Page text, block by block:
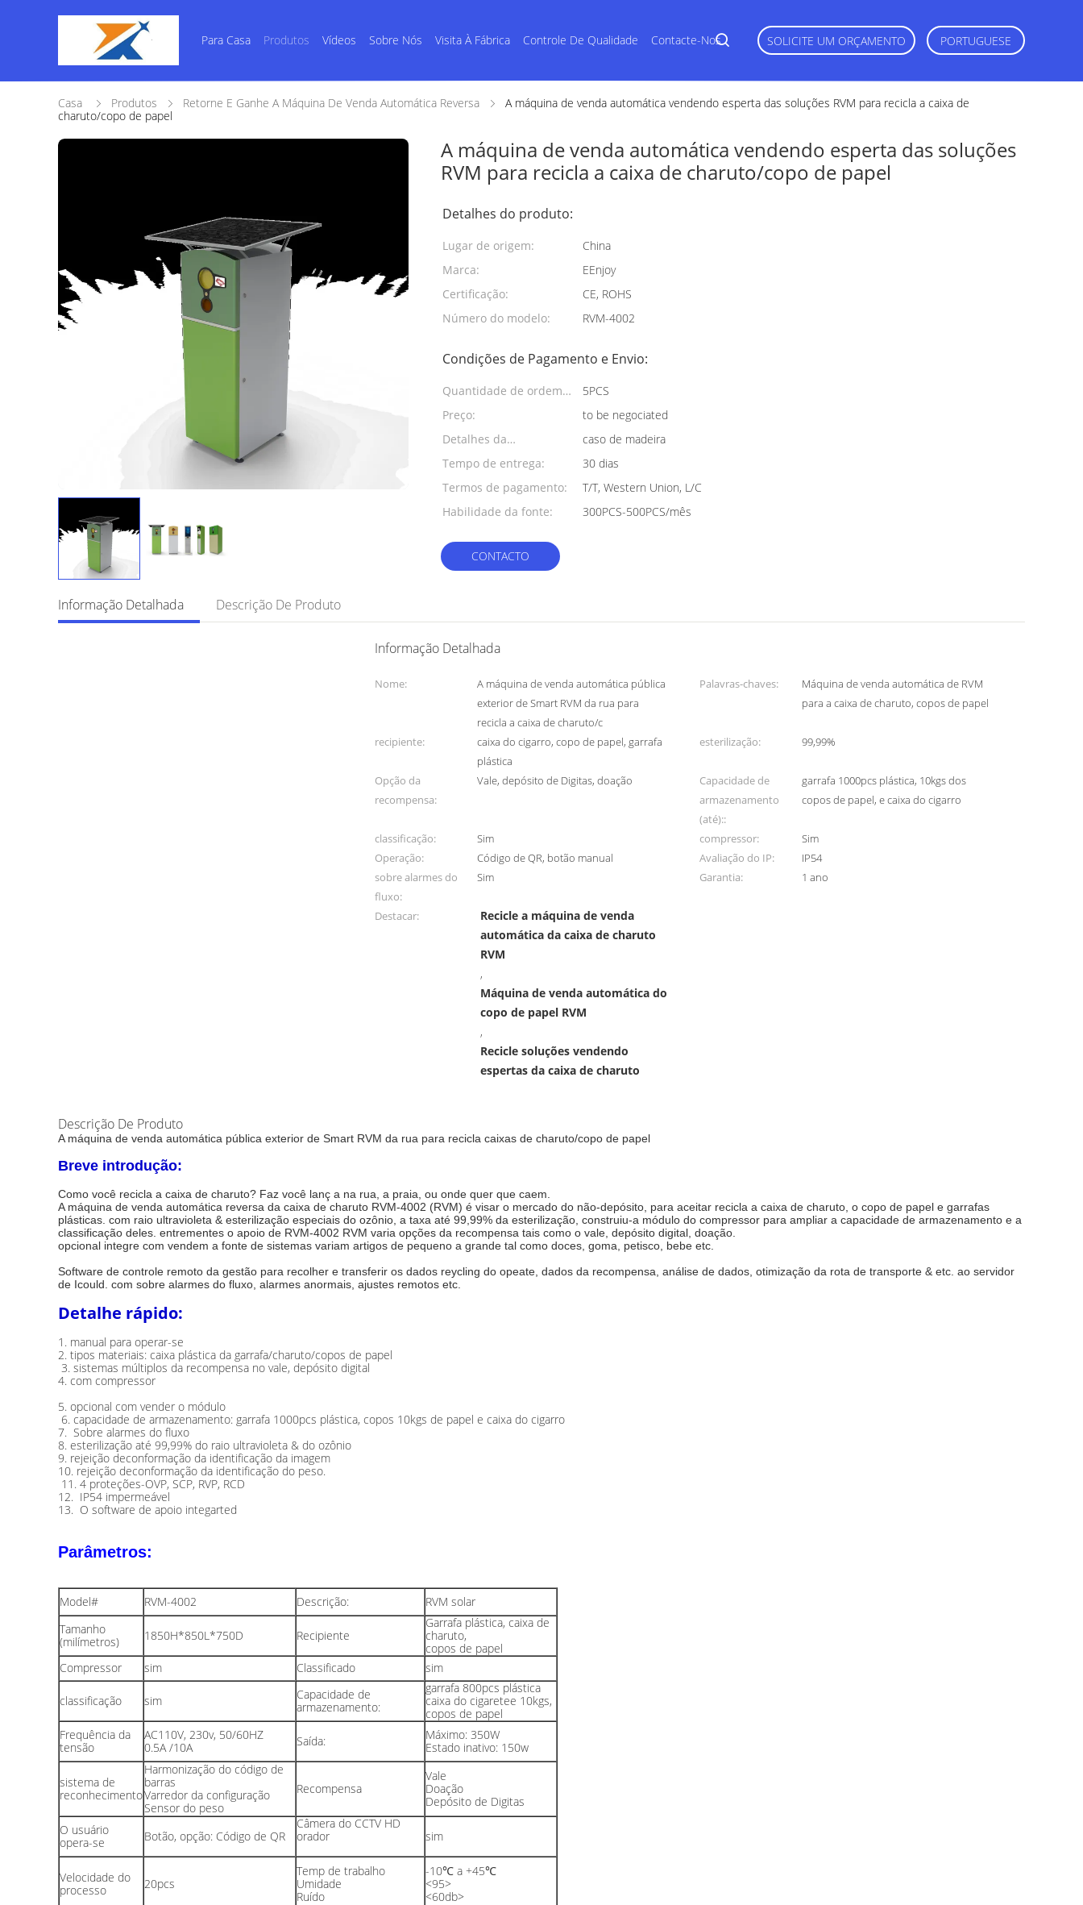
Para Casa Produtos Vídeos Sobre Nós Visita À Fábrica Controle De Qualidade Contacte-Nos SOLICITE UM ORÇAMENTO PORTUGUESE
Casa Produtos Retorne E Ganhe A Máquina De Venda Automática Reversa
A máquina de venda automática vendendo esperta das soluções RVM para recicla a caixa de
charuto/copo de papel
A máquina de venda automática vendendo esperta das soluções
RVM para recicla a caixa de charuto/copo de papel
Detalhes do produto:
Lugar de origem:
China
Marca:
EEnjoy
Certificação:
CE, ROHS
Número do modelo:
RVM-4002
Condições de Pagamento e Envio:
Quantidade de ordem
mínima:
5PCS
Preço:
to be negociated
Detalhes da
embalagem:
caso de madeira
Tempo de entrega:
30 dias
Termos de pagamento:
T/T, Western Union, L/C
Habilidade da fonte:
300PCS-500PCS/mês
CONTACTO
Informação Detalhada Descrição De Produto
Informação Detalhada
Nome:
A máquina de venda automática pública
exterior de Smart RVM da rua para
recicla a caixa de charuto/c
Palavras-chaves:
Máquina de venda automática de RVM
para a caixa de charuto, copos de papel
recipiente:
caixa do cigarro, copo de papel, garrafa
plástica
esterilização: 99,99%
Opção da
recompensa:
Vale, depósito de Digitas, doação
Capacidade de
armazenamento
(até)::
garrafa 1000pcs plástica, 10kgs dos
copos de papel, e caixa do cigarro
classificação: Sim compressor:
Sim
Operação:
Código de QR, botão manual Avaliação do IP:
IP54
sobre alarmes do
fluxo:
Sim Garantia: 1 ano
Destacar:
Recicle a máquina de venda
automática da caixa de charuto
RVM
,
Máquina de venda automática do
copo de papel RVM
,
Recicle soluções vendendo
espertas da caixa de charuto
Descrição De Produto
A máquina de venda automática pública exterior de Smart RVM da rua para recicla caixas de charuto/copo de papel
Breve introdução:
Como você recicla a caixa de charuto? Faz você lanç a na rua, a praia, ou onde quer que caem.
A máquina de venda automática reversa da caixa de charuto RVM-4002 (RVM) é visar o mercado do não-depósito, para aceitar recicla a caixa de charuto, o copo de papel e garrafas
plásticas. com raio ultravioleta & esterilização especiais do ozônio, a taxa até 99,99% da esterilização, construiu-a módulo do compressor para ampliar a capacidade de armazenamento e a
classificação deles. entrementes o apoio de RVM-4002 RVM varia opções da recompensa tais como o vale, depósito digital, doação.
opcional integre com vendem a fonte de sistemas variam artigos de pequeno a grande tal como doces, goma, petisco, bebe etc.
Software de controle remoto da gestão para recolher e transferir os dados reycling do opeate, dados da recompensa, análise de dados, otimização da rota de transporte & etc. ao servidor
de Icould. com sobre alarmes do fluxo, alarmes anormais, ajustes remotos etc.
Detalhe rápido:
1. manual para operar-se
2. tipos materiais: caixa plástica da garrafa/charuto/copos de papel
3. sistemas múltiplos da recompensa no vale, depósito digital
4. com compressor
5. opcional com vender o módulo
6. capacidade de armazenamento: garrafa 1000pcs plástica, copos 10kgs de papel e caixa do cigarro
7. Sobre alarmes do fluxo
8. esterilização até 99,99% do raio ultravioleta & do ozônio
9. rejeição deconformação da identificação da imagem
10. rejeição deconformação da identificação do peso.
11. 4 proteções-OVP, SCP, RVP, RCD
12. IP54 impermeável
13. O software de apoio integarted
Parâmetros:
Model# RVM-4002 Descrição:
RVM solar
Tamanho
(milímetros)
1850H*850L*750D Recipiente
Garrafa plástica, caixa de
charuto,
copos de papel
Compressor
sim Classificado sim
classificação sim
Capacidade de
armazenamento:
garrafa 800pcs plástica
caixa do cigaretee 10kgs,
copos de papel
Frequência da
tensão
AC110V, 230v, 50/60HZ
0.5A /10A
Saída:
Máximo: 350W
Estado inativo: 150w
sistema de
reconhecimento
Harmonização do código de
barras
Varredor da configuração
Sensor do peso
Recompensa
Vale
Doação
Depósito de Digitas
O usuário
opera-se
Botão, opção: Código de QR
Câmera do CCTV HD
orador
sim
Velocidade do
processo
20pcs
Temp de trabalho
Umidade
Ruído
-10℃ a +45℃
<95>
<60db>